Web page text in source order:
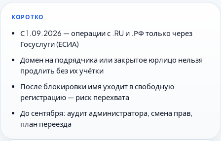
КОРОТКО
С 1.09.2026 — операции с .RU и .РФ только через
Госуслуги (ЕСИА)
Домен на подрядчика или закрытое юрлицо нельзя
продлить без их учётки
После блокировки имя уходит в свободную
регистрацию — риск перехвата
До сентября: аудит администратора, смена прав,
план переезда